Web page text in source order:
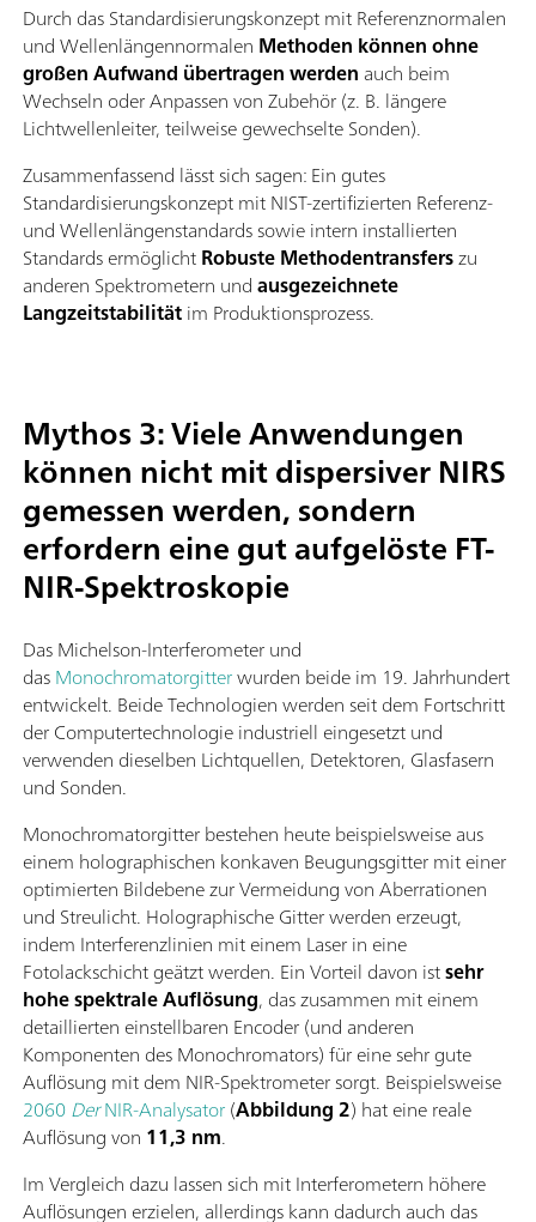
Durch das Standardisierungskonzept mit Referenznormalen
und Wellenlängennormalen Methoden können ohne
großen Aufwand übertragen werden auch beim
Wechseln oder Anpassen von Zubehör (z. B. längere
Lichtwellenleiter, teilweise gewechselte Sonden).
Zusammenfassend lässt sich sagen: Ein gutes
Standardisierungskonzept mit NIST-zertifizierten Referenz-
und Wellenlängenstandards sowie intern installierten
Standards ermöglichtRobuste Methodentransferszu
anderen Spektrometern undausgezeichnete
Langzeitstabilitätim Produktionsprozess.
Mythos 3: Viele Anwendungen
können nicht mit dispersiver NIRS
gemessen werden, sondern
erfordern eine gut aufgelöste FT-
NIR-Spektroskopie
Das Michelson-Interferometer und
dasMonochromatorgitterwurden beide im 19. Jahrhundert
entwickelt. Beide Technologien werden seit dem Fortschritt
der Computertechnologie industriell eingesetzt und
verwenden dieselben Lichtquellen, Detektoren, Glasfasern
und Sonden.
Monochromatorgitter bestehen heute beispielsweise aus
einem holographischen konkaven Beugungsgitter mit einer
optimierten Bildebene zur Vermeidung von Aberrationen
und Streulicht. Holographische Gitter werden erzeugt,
indem Interferenzlinien mit einem Laser in eine
Fotolackschicht geätzt werden. Ein Vorteil davon istsehr
hohe spektrale Auflösung, das zusammen mit einem
detaillierten einstellbaren Encoder (und anderen
Komponenten des Monochromators) für eine sehr gute
Auflösung mit dem NIR-Spektrometer sorgt. Beispielsweise
2060DerNIR-Analysator(Abbildung 2) hat eine reale
Auflösung von 11,3 nm.
Im Vergleich dazu lassen sich mit Interferometern höhere
Auflösungen erzielen, allerdings kann dadurch auch das